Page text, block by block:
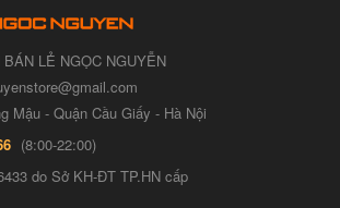
LẺ NGỌC NGUYỄN
Mậu - Quận Cầu Giấy - Hà Nội
(8:00-22:00)
do Sở KH-ĐT TP.HN cấp